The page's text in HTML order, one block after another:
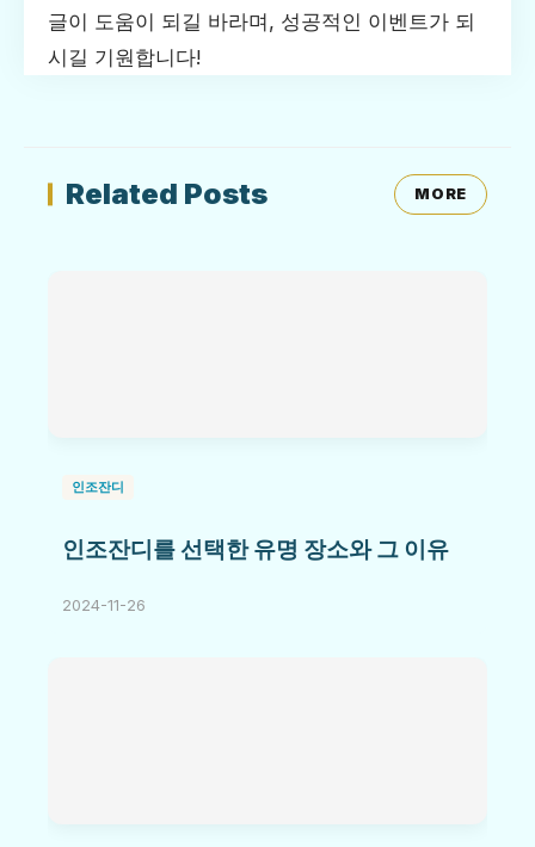
글이 도움이 되길 바라며, 성공적인 이벤트가 되
시길 기원합니다!
Related Posts MORE
인조잔디
인조잔디를 선택한 유명 장소와 그 이유
2024-11-26